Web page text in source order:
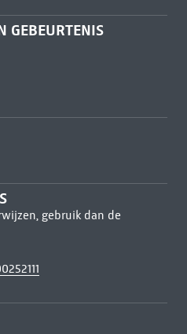
GEBEURTENIS
gebruik dan de